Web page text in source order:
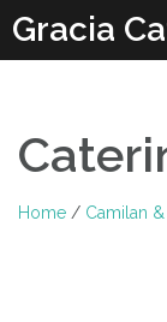
to
content
Gracia
Home / Camilan